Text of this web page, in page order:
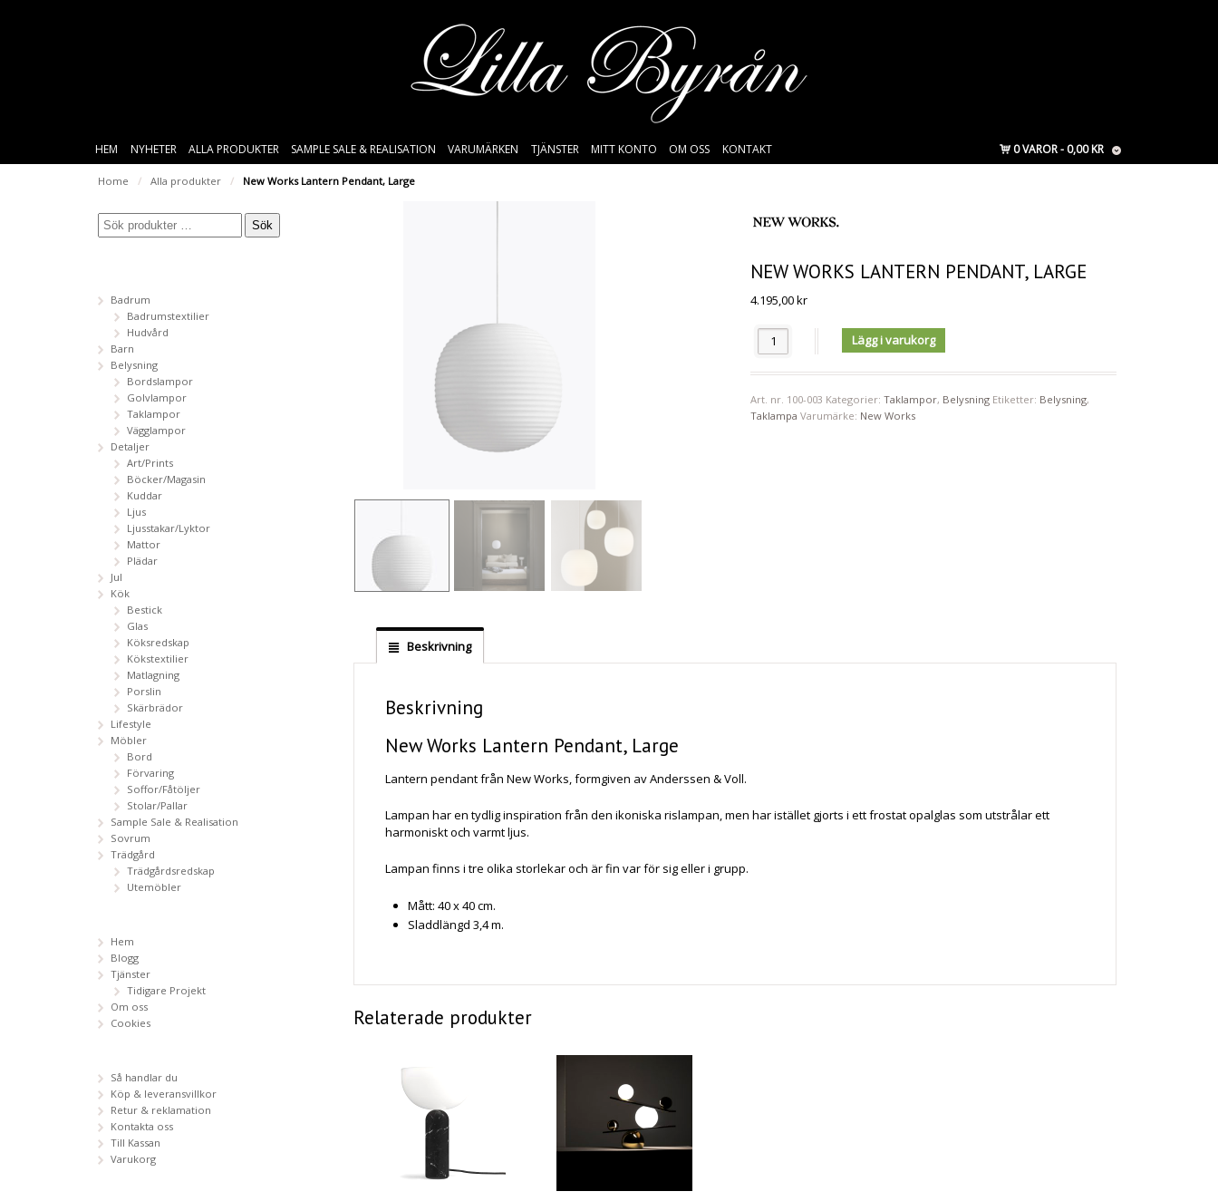
HEM NYHETER ALLA PRODUKTER SAMPLE SALE & REALISATION VARUMÄRKEN TJÄNSTER MITT KONTO OM OSS KONTAKT 0 VAROR 0,00 KR
Home / Alla produkter / New Works Lantern Pendant, Large
NEW WORKS LANTERN PENDANT, LARGE
4.195,00kr
Antal Lägg i varukorg
Art. nr. 100-003 Kategorier:Taklampor, Belysning Etiketter: Belysning,
Taklampa Varumärke: New Works
Beskrivning
Beskrivning
New Works Lantern Pendant, Large
Lantern pendant från New Works, formgiven av Anderssen & Voll.
Lampan har en tydlig inspiration från den ikoniska rislampan, men har istället gjorts i ett frostat opalglas som utstrålar ett
harmoniskt och varmt ljus.
Lampan finns i tre olika storlekar och är fin var för sig eller i grupp.
Mått: 40 x 40 cm.
Sladdlängd 3,4 m.
Relaterade produkter
Sök
Badrum
Badrumstextilier
Hudvård
Barn
Belysning
Bordslampor
Golvlampor
Taklampor
Vägglampor
Detaljer
Art/Prints
Böcker/Magasin
Kuddar
Ljus
Ljusstakar/Lyktor
Mattor
Plädar
Jul
Kök
Bestick
Glas
Köksredskap
Kökstextilier
Matlagning
Porslin
Skärbrädor
Lifestyle
Möbler
Bord
Förvaring
Soffor/Fåtöljer
Stolar/Pallar
Sample Sale & Realisation
Sovrum
Trädgård
Trädgårdsredskap
Utemöbler
Hem
Blogg
Tjänster
Tidigare Projekt
Om oss
Cookies
Så handlar du
Köp & leveransvillkor
Retur & reklamation
Kontakta oss
Till Kassan
Varukorg